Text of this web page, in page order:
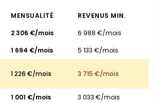
MENSUALITÉ
REVENUS MIN.
2 306 €/mois
6 988 €/mois
1 694 €/mois
5 133 €/mois
1 226 €/mois 3 715 €/mois
1 001 €/mois
3 033 €/mois